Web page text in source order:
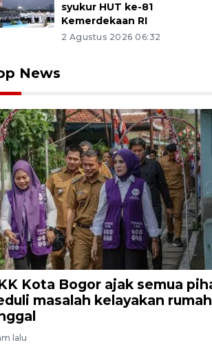
syukur HUT ke-81
Kemerdekaan RI
2 Agustus 2026 06:32
News
Kota Bogor ajak semua
masalah kelayakan rumah
lalu